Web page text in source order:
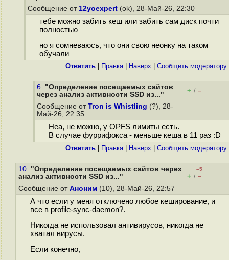
Сообщение от 12yoexpert (ok), 28-Май-26, 22:30
тебе можно забить кеш или забить сам диск почти
полностью
но я сомневаюсь, что они свою неонку на таком
обучали
Ответить Правка| Наверх Cообщить модератору
6. "Определение посещаемых сайтов
через анализ активности SSD из..."
+ / –
Сообщение от Tron is Whistling (?), 28-
Май-26, 22:35
Неа, не можно, у OPFS лимиты есть.
В случае фуррифокса - меньше кеша в 11 раз :D
Ответить Правка| Наверх Cообщить модератору
10. "Определение посещаемых сайтов через
анализ активности SSD из..."
–5
+ / –
Сообщение от Аноним (10), 28-Май-26, 22:57
А что если у меня отключено любое кеширование, и
все в profile-sync-daemon?.
Никогда не использовал антивирусов, никогда не
хватал вирусы.
Если конечно,